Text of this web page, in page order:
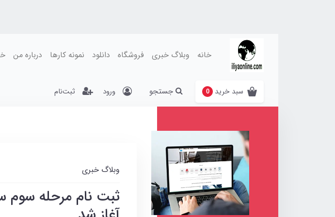
خانه وبلاگ خبری فروشگاه دانلود نمونه کارها درباره من
سبد خرید 0 جستجو ورود ثبت‌نام
وبلاگ خبری
ثبت نام مرحله سوم